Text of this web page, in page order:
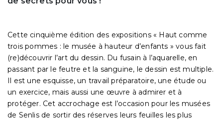
Cette cinquième édition des expositions « Haut comme
trois pommes : le musée à hauteur d’enfants » vous fait
(re)découvrir l’art du dessin. Du fusain à l’aquarelle, en
passant par le feutre et la sanguine, le dessin est multiple.
Il est une esquisse, un travail préparatoire, une étude ou
un exercice, mais aussi une œuvre à admirer et à
protéger. Cet accrochage est l’occasion pour les musées
de Senlis de sortir des réserves leurs feuilles les plus